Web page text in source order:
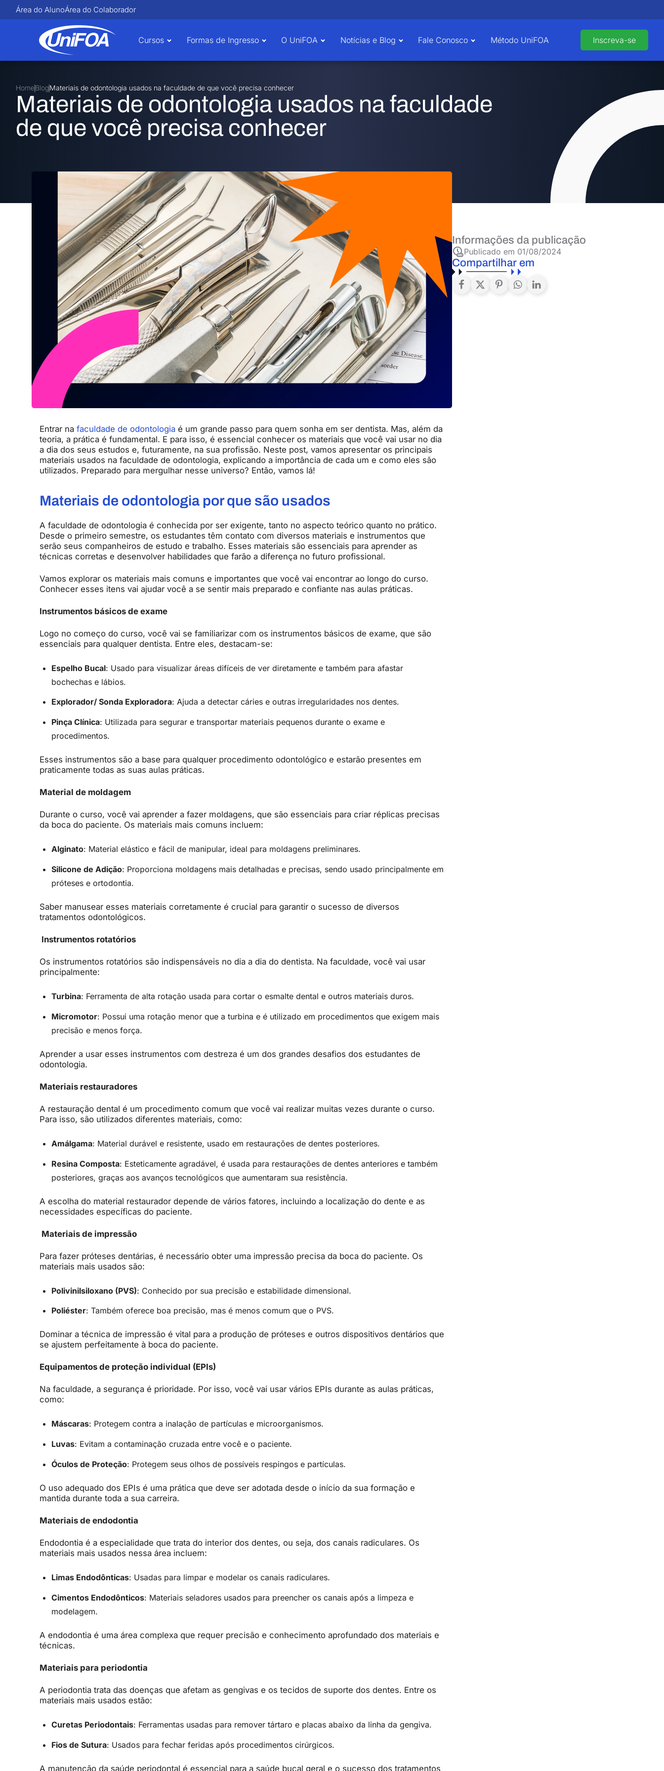
Área do AlunoÁrea do Colaborador
Cursos Formas de Ingresso O UniFOA Notícias e Blog Fale Conosco Método UniFOA Inscreva-se
HomeBlogMateriais de odontologia usados na faculdade de que você precisa conhecer
Materiais de odontologia usados na faculdade
de que você precisa conhecer
Entrar na faculdade de odontologia é um grande passo para quem sonha em ser dentista. Mas, além da
teoria, a prática é fundamental. E para isso, é essencial conhecer os materiais que você vai usar no dia
a dia dos seus estudos e, futuramente, na sua profissão. Neste post, vamos apresentar os principais
materiais usados na faculdade de odontologia, explicando a importância de cada um e como eles são
utilizados. Preparado para mergulhar nesse universo? Então, vamos lá!
Materiais de odontologia por que são usados
A faculdade de odontologia é conhecida por ser exigente, tanto no aspecto teórico quanto no prático.
Desde o primeiro semestre, os estudantes têm contato com diversos materiais e instrumentos que
serão seus companheiros de estudo e trabalho. Esses materiais são essenciais para aprender as
técnicas corretas e desenvolver habilidades que farão a diferença no futuro profissional.
Vamos explorar os materiais mais comuns e importantes que você vai encontrar ao longo do curso.
Conhecer esses itens vai ajudar você a se sentir mais preparado e confiante nas aulas práticas.
Instrumentos básicos de exame
Logo no começo do curso, você vai se familiarizar com os instrumentos básicos de exame, que são
essenciais para qualquer dentista. Entre eles, destacam-se:
Espelho Bucal: Usado para visualizar áreas difíceis de ver diretamente e também para afastar
bochechas e lábios.
Explorador/ Sonda Exploradora: Ajuda a detectar cáries e outras irregularidades nos dentes.
Pinça Clínica: Utilizada para segurar e transportar materiais pequenos durante o exame e
procedimentos.
Esses instrumentos são a base para qualquer procedimento odontológico e estarão presentes em
praticamente todas as suas aulas práticas.
Material de moldagem
Durante o curso, você vai aprender a fazer moldagens, que são essenciais para criar réplicas precisas
da boca do paciente. Os materiais mais comuns incluem:
Alginato: Material elástico e fácil de manipular, ideal para moldagens preliminares.
Silicone de Adição: Proporciona moldagens mais detalhadas e precisas, sendo usado principalmente em
próteses e ortodontia.
Saber manusear esses materiais corretamente é crucial para garantir o sucesso de diversos
tratamentos odontológicos.
Instrumentos rotatórios
Os instrumentos rotatórios são indispensáveis no dia a dia do dentista. Na faculdade, você vai usar
principalmente:
Turbina: Ferramenta de alta rotação usada para cortar o esmalte dental e outros materiais duros.
Micromotor: Possui uma rotação menor que a turbina e é utilizado em procedimentos que exigem mais
precisão e menos força.
Aprender a usar esses instrumentos com destreza é um dos grandes desafios dos estudantes de
odontologia.
Materiais restauradores
A restauração dental é um procedimento comum que você vai realizar muitas vezes durante o curso.
Para isso, são utilizados diferentes materiais, como:
Amálgama: Material durável e resistente, usado em restaurações de dentes posteriores.
Resina Composta: Esteticamente agradável, é usada para restaurações de dentes anteriores e também
posteriores, graças aos avanços tecnológicos que aumentaram sua resistência.
A escolha do material restaurador depende de vários fatores, incluindo a localização do dente e as
necessidades específicas do paciente.
Materiais de impressão
Para fazer próteses dentárias, é necessário obter uma impressão precisa da boca do paciente. Os
materiais mais usados são:
Polivinilsiloxano (PVS): Conhecido por sua precisão e estabilidade dimensional.
Poliéster: Também oferece boa precisão, mas é menos comum que o PVS.
Dominar a técnica de impressão é vital para a produção de próteses e outros dispositivos dentários que
se ajustem perfeitamente à boca do paciente.
Equipamentos de proteção individual (EPIs)
Na faculdade, a segurança é prioridade. Por isso, você vai usar vários EPIs durante as aulas práticas,
como:
Máscaras: Protegem contra a inalação de partículas e microorganismos.
Luvas: Evitam a contaminação cruzada entre você e o paciente.
Óculos de Proteção: Protegem seus olhos de possíveis respingos e partículas.
O uso adequado dos EPIs é uma prática que deve ser adotada desde o início da sua formação e
mantida durante toda a sua carreira.
Materiais de endodontia
Endodontia é a especialidade que trata do interior dos dentes, ou seja, dos canais radiculares. Os
materiais mais usados nessa área incluem:
Limas Endodônticas: Usadas para limpar e modelar os canais radiculares.
Cimentos Endodônticos: Materiais seladores usados para preencher os canais após a limpeza e
modelagem.
A endodontia é uma área complexa que requer precisão e conhecimento aprofundado dos materiais e
técnicas.
Materiais para periodontia
A periodontia trata das doenças que afetam as gengivas e os tecidos de suporte dos dentes. Entre os
materiais mais usados estão:
Curetas Periodontais: Ferramentas usadas para remover tártaro e placas abaixo da linha da gengiva.
Fios de Sutura: Usados para fechar feridas após procedimentos cirúrgicos.
A manutenção da saúde periodontal é essencial para a saúde bucal geral e o sucesso dos tratamentos
Informações da publicação
Publicado em 01/08/2024
Compartilhar em